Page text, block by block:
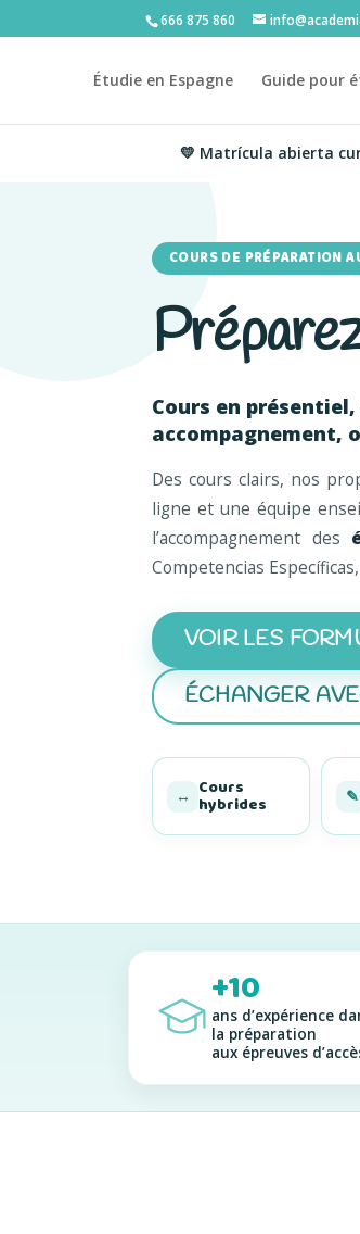
666 875 860
Étudie en Espagne Guide pour
💛 Matrícula abierta curso
COURS DE PRÉPARATION
Cours en
accompagnement,
Des cours clairs, nos
ligne et une équipe
l’accompagnement des
Competencias
VOIR LES
ÉCHANGER
↔ Cours
hybrides ✎
+10
ans d’expérience
la préparation
aux épreuves